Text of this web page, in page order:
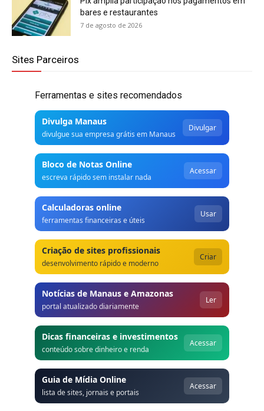
bares e restaurantes
7 de agosto de 2026
Sites Parceiros
Ferramentas e sites recomendados
Divulga Manaus
divulgue sua empresa grátis em Manaus
Divulgar
Bloco de Notas Online
escreva rápido sem instalar nada
Acessar
Calculadoras online
ferramentas financeiras e úteis
Usar
Criação de sites profissionais
desenvolvimento rápido e moderno
Criar
Notícias de Manaus e Amazonas
portal atualizado diariamente
Ler
Dicas financeiras e investimentos
conteúdo sobre dinheiro e renda
Acessar
Guia de Mídia Online
lista de sites, jornais e portais
Acessar